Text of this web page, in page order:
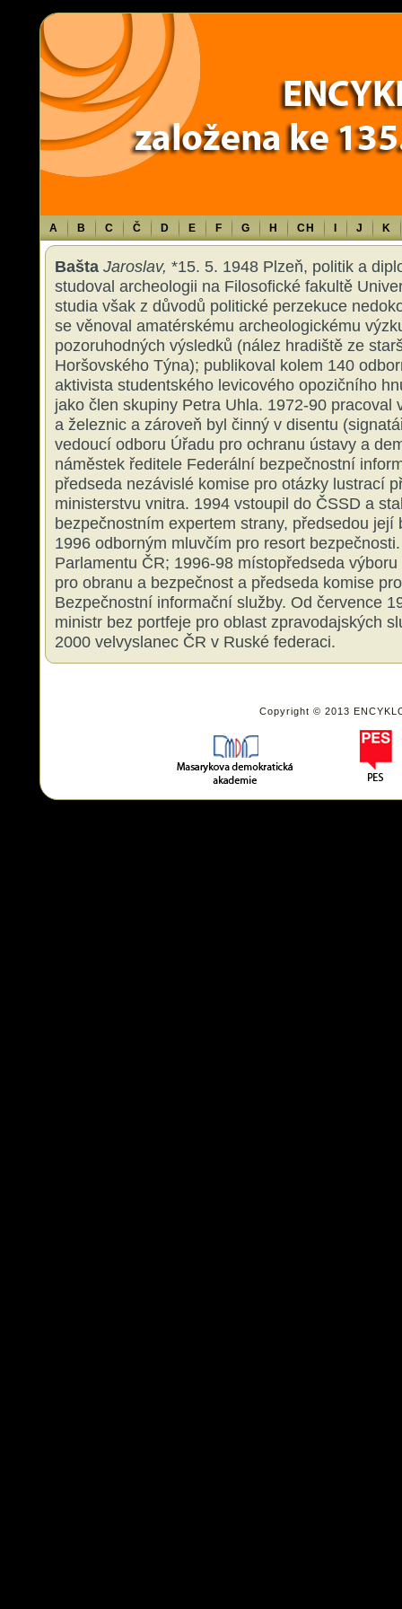
Warning: Use of undefined constant TXT - assumed 'TXT' (this will throw
content/themes/sablona/functions.php
A B C Č D E F G H CH J K
Bašta Jaroslav, *15. 5. 1948 Plzeň, politik a
studoval archeologii na Filosofické fakultě
studia však z důvodů politické perzekuce
se věnoval amatérskému archeologickému
pozoruhodných výsledků (nález hradiště ze
Horšovského Týna); publikoval kolem 140
aktivista studentského levicového opozičního
jako člen skupiny Petra Uhla. 1972-90 pracoval
a železnic a zároveň byl činný v disentu
vedoucí odboru Úřadu pro ochranu ústavy a
náměstek ředitele Federální bezpečnostní
předseda nezávislé komise pro otázky lustrací
ministerstvu vnitra. 1994 vstoupil do ČSSD a
bezpečnostním expertem strany, předsedou její
1996 odborným mluvčím pro resort
Parlamentu ČR; 1996-98 místopředseda
pro obranu a bezpečnost a předseda komise
Bezpečnostní informační služby. Od července
ministr bez portfeje pro oblast zpravodajských
2000 velvyslanec ČR v Ruské federaci.
Copyright © 2013